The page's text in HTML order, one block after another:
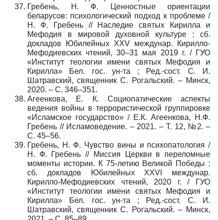
Гребень, Н. Ф. Ценностные ориентации
беларусов: психологический подход к проблеме /
Н. Ф. Гребень // Наследие святых Кирилла и
Мефодия в мировой духовной культуре : сб.
докладов Юбилейных XXV междунар. Кирилло-
Мефодиевских чтений, 30–31 мая 2019 г. / ГУО
«Институт теологии имени святых Мефодия и
Кирилла» Бел. гос. ун-та ; Ред.-сост. С. И.
Шатравский, священник С. Рогальский. – Минск,
2020. – С. 346–351.
Агеенкова, Е. К. Социопатические аспекты
ведения войны в террористической группировке
«Исламское государство» / Е.К. Агеенкова, Н.Ф.
Гребень // Исламоведение. – 2021. – Т. 12, №2. –
С. 45–56.
Гребень, Н. Ф. Чувство вины и психопатология /
Н. Ф. Гребень // Миссия Церкви в переломные
моменты истории. К 75-летию Великой Победы :
сб. докладов Юбилейных XXVI междунар.
Кирилло-Мефодиевских чтений, 2020 г. / ГУО
«Институт теологии имени святых Мефодия и
Кирилла» Бел. гос. ун-та ; Ред.-сост. С. И.
Шатравский, священник С. Рогальский. – Минск,